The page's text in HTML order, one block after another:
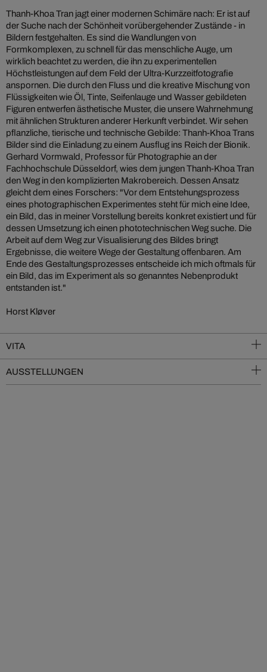
Thanh-Khoa Tran jagt einer modernen Schimäre nach: Er ist auf
der Suche nach der Schönheit vorübergehender Zustände - in
Bildern festgehalten. Es sind die Wandlungen von
Formkomplexen, zu schnell für das menschliche Auge, um
wirklich beachtet zu werden, die ihn zu experimentellen
Höchstleistungen auf dem Feld der Ultra-Kurzzeitfotografie
anspornen. Die durch den Fluss und die kreative Mischung von
Flüssigkeiten wie Öl, Tinte, Seifenlauge und Wasser gebildeten
Figuren entwerfen ästhetische Muster, die unsere Wahrnehmung
mit ähnlichen Strukturen anderer Herkunft verbindet. Wir sehen
pflanzliche, tierische und technische Gebilde: Thanh-Khoa Trans
Bilder sind die Einladung zu einem Ausflug ins Reich der Bionik.
Gerhard Vormwald, Professor für Photographie an der
Fachhochschule Düsseldorf, wies dem jungen Thanh-Khoa Tran
den Weg in den komplizierten Makrobereich. Dessen Ansatz
gleicht dem eines Forschers: "Vor dem Entstehungsprozess
eines photographischen Experimentes steht für mich eine Idee,
ein Bild, das in meiner Vorstellung bereits konkret existiert und für
dessen Umsetzung ich einen phototechnischen Weg suche. Die
Arbeit auf dem Weg zur Visualisierung des Bildes bringt
Ergebnisse, die weitere Wege der Gestaltung offenbaren. Am
Ende des Gestaltungsprozesses entscheide ich mich oftmals für
ein Bild, das im Experiment als so genanntes Nebenprodukt
entstanden ist."
Horst Kløver
VITA
AUSSTELLUNGEN